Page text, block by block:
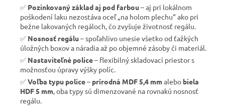
✅ Pozinkovaný základ aj pod farbou– aj pri lokálnom
poškodení laku nezostáva oceľ „na holom plechu“ ako pri
bežne lakovaných regáloch, čo zvyšuje životnosť regálu.
✅ Nosnosť regálu– spoľahlivo unesie všetko od ťažkých
úložných boxov a náradia až po objemné zásoby či materiál.
✅ Nastaviteľné police– flexibilný skladovací priestor s
možnosťou úpravy výšky políc.
✅Voľba typu police– prírodná MDF 5,4 mmalebo biela
HDF 5 mm , oba typy sú dimenzované na rovnakú nosnosť
regálu.